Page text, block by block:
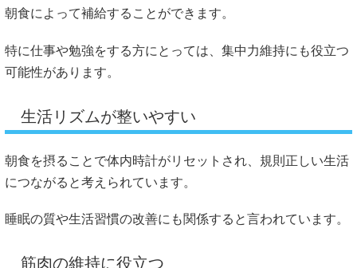
朝食によって補給することができます。
特に仕事や勉強をする方にとっては、集中力維持にも役立つ
可能性があります。
生活リズムが整いやすい
朝食を摂ることで体内時計がリセットされ、規則正しい生活
につながると考えられています。
睡眠の質や生活習慣の改善にも関係すると言われています。
筋肉の維持に役立つ